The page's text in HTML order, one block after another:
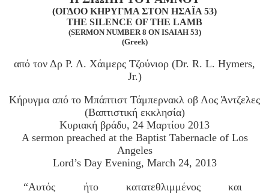
(ΟΓΔΟΟ ΚΗΡΥΓΜΑ ΣΤΟΝ ΗΣΑΪΑ 53)
THE SILENCE OF THE LAMB
(SERMON NUMBER 8 ON ISAIAH 53)
(Greek)
από τον Δρ Ρ. Λ. Χάιμερς Τζούνιορ (Dr. R. L. Hymers,
Jr.)
Κήρυγμα από το Μπάπτιστ Τάμπερνακλ οβ Λος Άντζελες
(Βαπτιστική εκκλησία)
Κυριακή βράδυ, 24 Μαρτίου 2013
A sermon preached at the Baptist Tabernacle of Los
Angeles
Lord’s Day Evening, March 24, 2013
“Αυτός ήτο κατατεθλιμμένος και